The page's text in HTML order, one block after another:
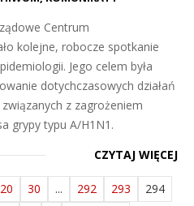
Centrum
kolejne, robocze spotkanie
Jego celem była
dotychczasowych działań
z zagrożeniem
grypy typu A/H1N1.
CZYTAJ WIĘCEJ
20 30 ... 292 293
294